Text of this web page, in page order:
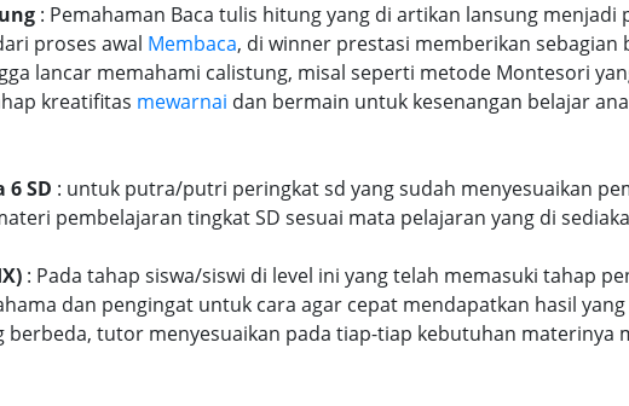
: Pemahaman Baca tulis hitung yang di artikan lansung
proses awal Membaca, di winner prestasi memberikan
lancar memahami calistung, misal seperti metode Montesori
kreatifitas mewarnai dan bermain untuk kesenangan belajar
6 SD : untuk putra/putri peringkat sd yang sudah menyesuaikan
pembelajaran tingkat SD sesuai mata pelajaran yang di
: Pada tahap siswa/siswi di level ini yang telah memasuki tahap
dan pengingat untuk cara agar cepat mendapatkan hasil
berbeda, tutor menyesuaikan pada tiap-tiap kebutuhan